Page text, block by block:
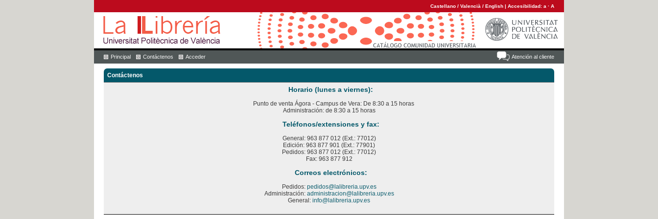
Castellano / Valencià / English | Accesibilidad: a · A
Atención al cliente
Principal Contáctenos Acceder
Contáctenos
Horario (lunes a viernes):
Punto de venta Ágora - Campus de Vera: De 8:30 a 15 horas
Administración: de 8:30 a 15 horas
Teléfonos/extensiones y fax:
General: 963 877 012 (Ext.: 77012)
Edición: 963 877 901 (Ext.: 77901)
Pedidos: 963 877 012 (Ext.: 77012)
Fax: 963 877 912
Correos electrónicos:
Pedidos: pedidos@lalibreria.upv.es
Administración: administracion@lalibreria.upv.es
General: info@lalibreria.upv.es